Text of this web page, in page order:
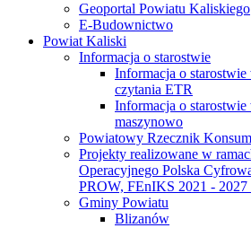
Geoportal Powiatu Kaliskiego
E-Budownictwo
Powiat Kaliski
Informacja o starostwie
Informacja o starostwie
czytania ETR
Informacja o
maszynowo
Powiatowy Rzecznik
Projekty realizowane w
Operacyjnego Polska
PROW, FEnIKS 2021 -
Gminy Powiatu
Blizanów